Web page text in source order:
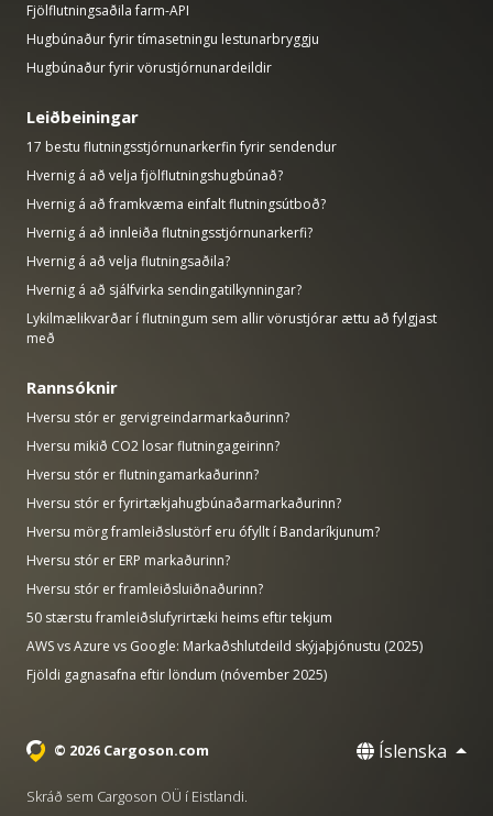
Fjölflutningsaðila farm-API
Hugbúnaður fyrir tímasetningu lestunarbryggju
Hugbúnaður fyrir vörustjórnunardeildir
Leiðbeiningar
17 bestu flutningsstjórnunarkerfin fyrir sendendur
Hvernig á að velja fjölflutningshugbúnað?
Hvernig á að framkvæma einfalt flutningsútboð?
Hvernig á að innleiða flutningsstjórnunarkerfi?
Hvernig á að velja flutningsaðila?
Hvernig á að sjálfvirka sendingatilkynningar?
Lykilmælikvarðar í flutningum sem allir vörustjórar ættu að fylgjast
með
Rannsóknir
Hversu stór er gervigreindarmarkaðurinn?
Hversu mikið CO2 losar flutningageirinn?
Hversu stór er flutningamarkaðurinn?
Hversu stór er fyrirtækjahugbúnaðarmarkaðurinn?
Hversu mörg framleiðslustörf eru ófyllt í Bandaríkjunum?
Hversu stór er ERP markaðurinn?
Hversu stór er framleiðsluiðnaðurinn?
50 stærstu framleiðslufyrirtæki heims eftir tekjum
AWS vs Azure vs Google: Markaðshlutdeild skýjaþjónustu (2025)
Fjöldi gagnasafna eftir löndum (nóvember 2025)
© 2026 Cargoson.com Íslenska
Skráð sem Cargoson OÜ í Eistlandi.